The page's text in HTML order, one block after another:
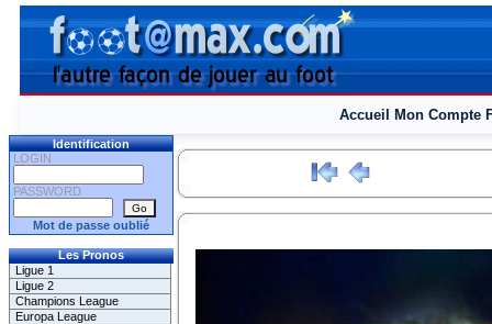
Accueil Mon Compte
Identification
LOGIN
PASSWORD
Mot de passe oublié
Les Pronos
Ligue 1
Ligue 2
Champions League
Europa League